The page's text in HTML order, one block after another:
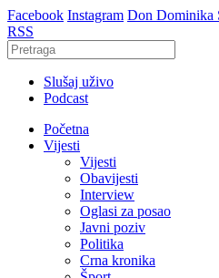
Facebook Instagram Don Dominika
RSS
Slušaj uživo
Podcast
Početna
Vijesti
Vijesti
Obavijesti
Interview
Oglasi za posao
Javni poziv
Politika
Crna kronika